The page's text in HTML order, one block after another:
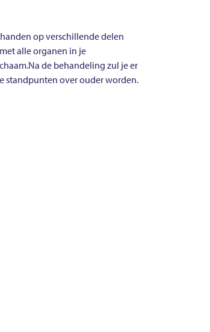
op verschillende delen
alle organen in je
de behandeling zul je er
standpunten over ouder worden.